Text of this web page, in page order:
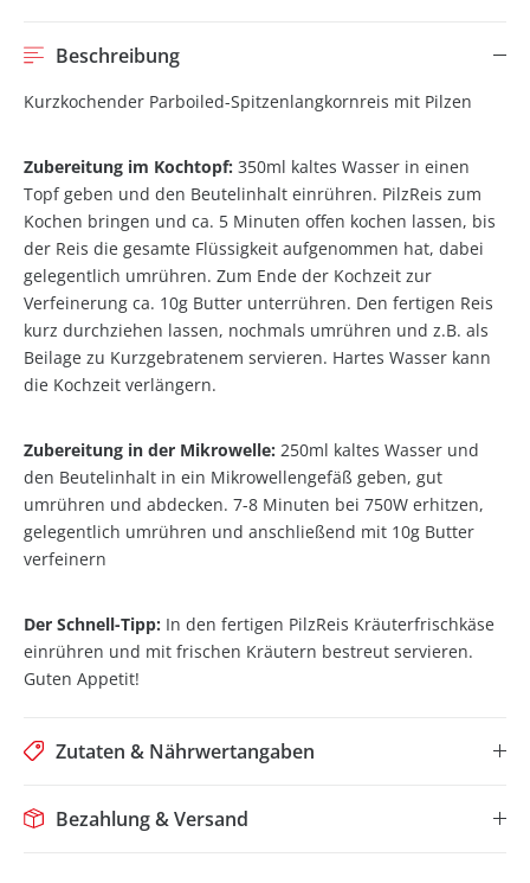
Beschreibung
Kurzkochender Parboiled-Spitzenlangkornreis mit Pilzen
Zubereitung im Kochtopf: 350ml kaltes Wasser in einen
Topf geben und den Beutelinhalt einrühren. PilzReis zum
Kochen bringen und ca. 5 Minuten offen kochen lassen, bis
der Reis die gesamte Flüssigkeit aufgenommen hat, dabei
gelegentlich umrühren. Zum Ende der Kochzeit zur
Verfeinerung ca. 10g Butter unterrühren. Den fertigen Reis
kurz durchziehen lassen, nochmals umrühren und z.B. als
Beilage zu Kurzgebratenem servieren. Hartes Wasser kann
die Kochzeit verlängern.
Zubereitung in der Mikrowelle: 250ml kaltes Wasser und
den Beutelinhalt in ein Mikrowellengefäß geben, gut
umrühren und abdecken. 7-8 Minuten bei 750W erhitzen,
gelegentlich umrühren und anschließend mit 10g Butter
verfeinern
Der Schnell-Tipp: In den fertigen PilzReis Kräuterfrischkäse
einrühren und mit frischen Kräutern bestreut servieren.
Guten Appetit!
Zutaten & Nährwertangaben
Bezahlung & Versand